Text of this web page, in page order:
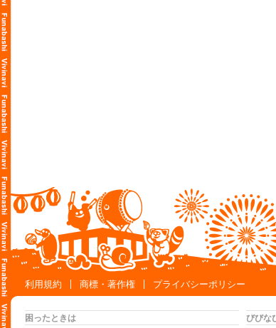
利用規約
商標・著作権 プライバシーポリシー
困ったときは
びびな